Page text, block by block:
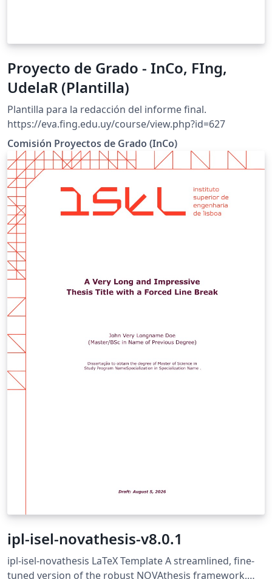
Proyecto de Grado - InCo, FIng,
UdelaR (Plantilla)
Plantilla para la redacción del informe final.
https://eva.fing.edu.uy/course/view.php?id=627
Comisión Proyectos de Grado (InCo)
ipl-isel-novathesis-v8.0.1
ipl-isel-novathesis LaTeX Template A streamlined, fine-
tuned version of the robust NOVAthesis framework,